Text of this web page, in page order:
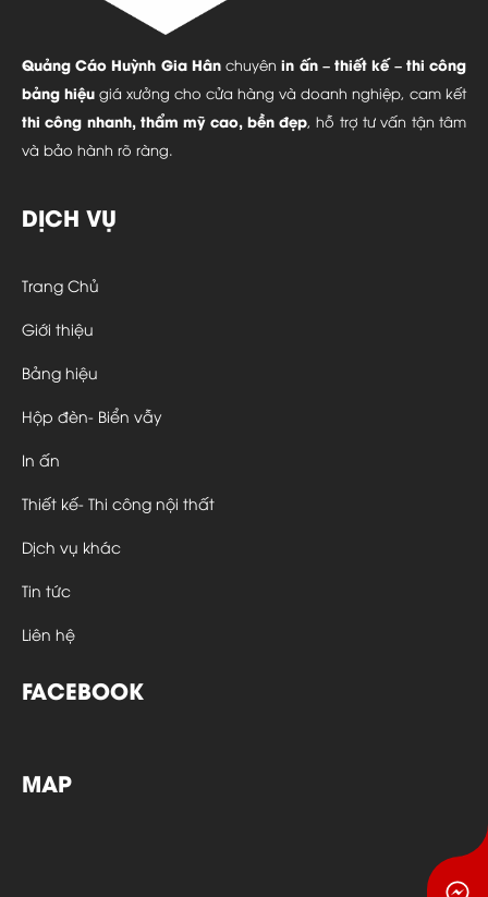
Quảng Cáo Huỳnh Gia Hânchuyênin ấn – thiết kế – thi công
bảng hiệu giá xưởng cho cửa hàng và doanh nghiệp, cam kết
thi công nhanh, thẩm mỹ cao, bền đẹp, hỗ trợ tư vấn tận tâm
và bảo hành rõ ràng.
DỊCH VỤ
Trang Chủ
Giới thiệu
Bảng hiệu
Hộp đèn- Biển vẫy
In ấn
Thiết kế- Thi công nội thất
Dịch vụ khác
Tin tức
Liên hệ
FACEBOOK
MAP